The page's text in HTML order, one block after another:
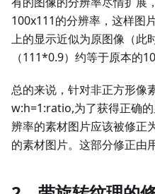
100x111的分辨率，这样图
上的显示近似为原图像（此
（111*0.9）约等于原本的
总的来说，针对非正方形像
w:h=1:ratio,为了获得正确
辨率的素材图片应该被修正
的素材图片。这部分修正由